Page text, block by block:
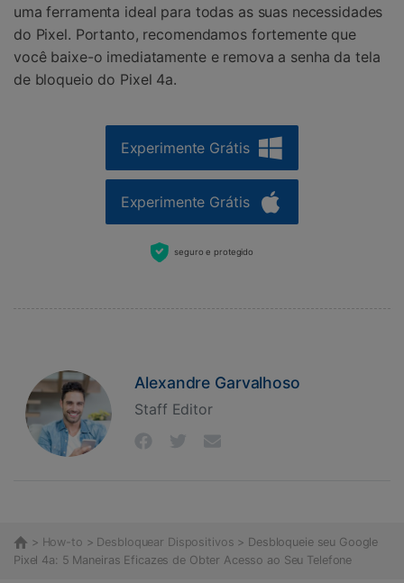
uma ferramenta ideal para todas as suas necessidades
do Pixel. Portanto, recomendamos fortemente que
você baixe-o imediatamente e remova a senha da tela
de bloqueio do Pixel 4a.
Experimente Grátis
Experimente Grátis
seguro e protegido
Alexandre Garvalhoso
Staff Editor
> How-to > Desbloquear Dispositivos > Desbloqueie seu Google
Pixel 4a: 5 Maneiras Eficazes de Obter Acesso ao Seu Telefone